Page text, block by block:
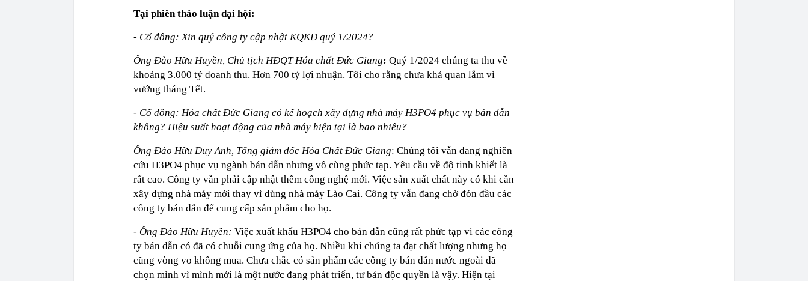
Tại phiên thảo luận đại hội:
- Cổ đông: Xin quý công ty cập nhật KQKD quý 1/2024?
Ông Đào Hữu Huyền, Chủ tịch HĐQT Hóa chất Đức Giang: Quý 1/2024 chúng ta thu về
khoảng 3.000 tỷ doanh thu. Hơn 700 tỷ lợi nhuận. Tôi cho rằng chưa khả quan lắm vì
vướng tháng Tết.
- Cổ đông: Hóa chất Đức Giang có kế hoạch xây dựng nhà máy H3PO4 phục vụ bán dẫn
không? Hiệu suất hoạt động của nhà máy hiện tại là bao nhiêu?
Ông Đào Hữu Duy Anh, Tổng giám đốc Hóa Chất Đức Giang: Chúng tôi vẫn đang nghiên
cứu H3PO4 phục vụ ngành bán dẫn nhưng vô cùng phức tạp. Yêu cầu về độ tinh khiết là
rất cao. Công ty vẫn phải cập nhật thêm công nghệ mới. Việc sản xuất chất này có khi cần
xây dựng nhà máy mới thay vì dùng nhà máy Lào Cai. Công ty vẫn đang chờ đón đầu các
công ty bán dẫn để cung cấp sản phẩm cho họ.
- Ông Đào Hữu Huyền: Việc xuất khẩu H3PO4 cho bán dẫn cũng rất phức tạp vì các công
ty bán dẫn có đã có chuỗi cung ứng của họ. Nhiều khi chúng ta đạt chất lượng nhưng họ
cũng vòng vo không mua. Chưa chắc có sản phẩm các công ty bán dẫn nước ngoài đã
chọn mình vì mình mới là một nước đang phát triển, tư bản độc quyền là vậy. Hiện tại